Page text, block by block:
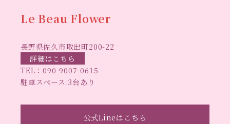
リウムレッスン
スハート ベッドサイドライト
リジナルデザイン 仏花ハーバリウム
手作りクリスマスリース
Le Beau Flower
長野県佐久市取出町200-22
詳細はこちら
TEL：090-9007-0615
駐車スペース:3台あり
公式Lineはこちら